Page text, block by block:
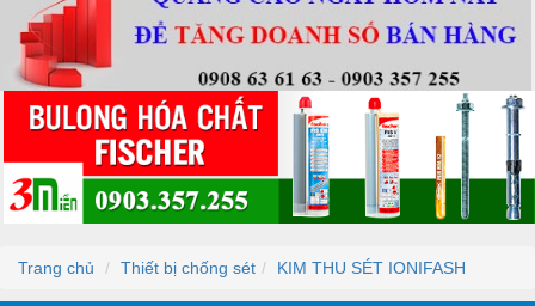
Trang chủ Thiết bị chống sét KIM THU SÉT IONIFASH